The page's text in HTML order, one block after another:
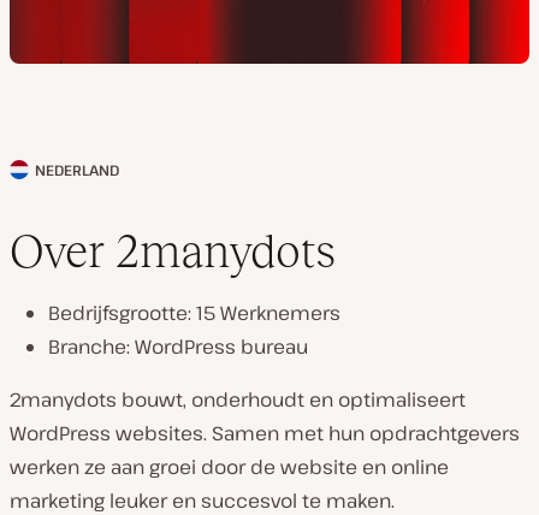
L
n
n
k
NEDERLAND
Over 2manydots
Bedrijfsgrootte: 15 Werknemers
Branche: WordPress bureau
2manydots bouwt, onderhoudt en optimaliseert
WordPress websites. Samen met hun opdrachtgevers
werken ze aan groei door de website en online
marketing leuker en succesvol te maken.